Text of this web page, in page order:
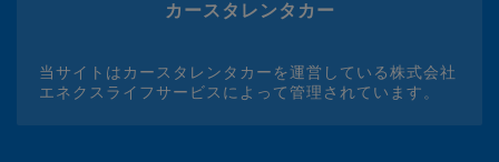
カースタレンタカー
当サイトはカースタレンタカーを運営している株式会社
エネクスライフサービスによって管理されています。